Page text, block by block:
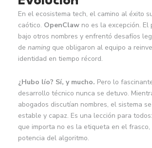
En el ecosistema tech, el camino al éxito
caótico. OpenClawno es la excepción. El
bajo otros nombres y enfrentó desafíos
de namingque obligaron al equipo a
identidad en tiempo récord.
¿Hubo lío? Sí, y mucho. Pero lo
desarrollo técnico nunca se detuvo.
abogados discutían nombres, el sistema
estable y capaz. Es una lección para
que importa no es la etiqueta en el frasco,
potencia del algoritmo.